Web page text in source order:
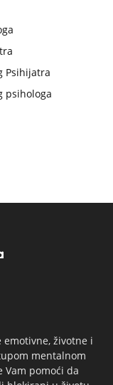
Psihijatra
psihologa
emotivne, životne i
mentalnom
pomoći da